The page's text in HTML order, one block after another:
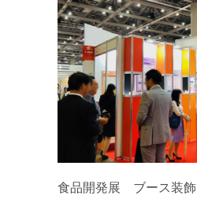
食品開発展 ブース装飾